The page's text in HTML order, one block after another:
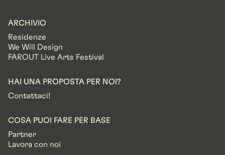
ARCHIVIO
Residenze
We Will Design
FAROUT Live Arts Festival
HAI UNA PROPOSTA PER NOI?
Contattaci!
COSA PUOI FARE PER BASE
Partner
Lavora con noi